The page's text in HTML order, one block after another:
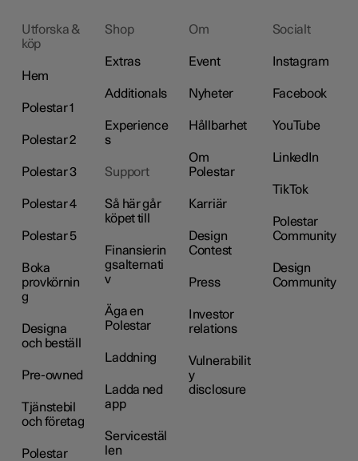
Utforska &
köp
Hem
Polestar 1
Polestar 2
Polestar 3
Polestar 4
Polestar 5
Boka
provkörnin
g
Designa
och beställ
Pre-owned
Tjänstebil
och företag
Polestar
Shop
Extras
Additionals
Experience
s
Support
Så här går
köpet till
Finansierin
gsalternati
v
Äga en
Polestar
Laddning
Ladda ned
app
Servicestäl
len
Om
Event
Nyheter
Hållbarhet
Om
Polestar
Karriär
Design
Contest
Press
Investor
relations
Vulnerabilit
y
disclosure
Socialt
Instagram
Facebook
YouTube
LinkedIn
TikTok
Polestar
Community
Design
Community